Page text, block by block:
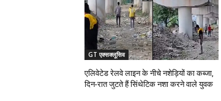
GT एक्सक्लूसिव
एलिवेटेड रेलवे लाइन के नीचे नशेड़ियों का कब्जा,
दिन-रात जुटते हैं सिंथेटिक नशा करने वाले युवक